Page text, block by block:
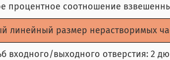
процентное соотношение
линейный размер нерастворимых
входного/выходного отверстия: 2